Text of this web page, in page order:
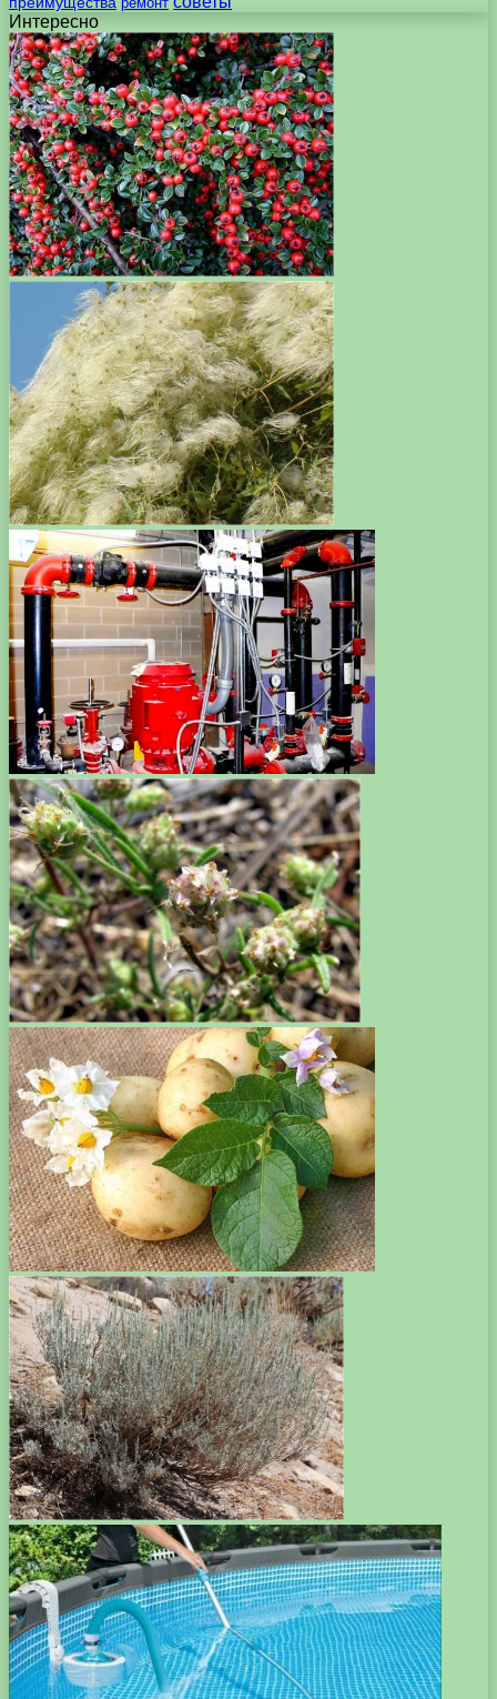
Интересно